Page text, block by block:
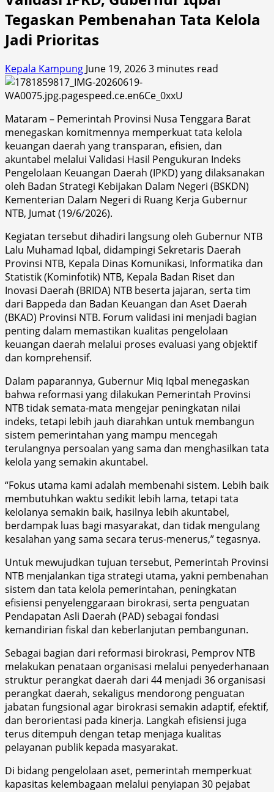
Tegaskan Pembenahan Tata Kelola
Jadi Prioritas
Kepala Kampung June 19, 20263 minutes read
Mataram – Pemerintah Provinsi Nusa Tenggara Barat
menegaskan komitmennya memperkuat tata kelola
keuangan daerah yang transparan, efisien, dan
akuntabel melalui Validasi Hasil Pengukuran Indeks
Pengelolaan Keuangan Daerah (IPKD) yang dilaksanakan
oleh Badan Strategi Kebijakan Dalam Negeri (BSKDN)
Kementerian Dalam Negeri di Ruang Kerja Gubernur
NTB, Jumat (19/6/2026).
Kegiatan tersebut dihadiri langsung oleh Gubernur NTB
Lalu Muhamad Iqbal, didampingi Sekretaris Daerah
Provinsi NTB, Kepala Dinas Komunikasi, Informatika dan
Statistik (Kominfotik) NTB, Kepala Badan Riset dan
Inovasi Daerah (BRIDA) NTB beserta jajaran, serta tim
dari Bappeda dan Badan Keuangan dan Aset Daerah
(BKAD) Provinsi NTB. Forum validasi ini menjadi bagian
penting dalam memastikan kualitas pengelolaan
keuangan daerah melalui proses evaluasi yang objektif
dan komprehensif.
Dalam paparannya, Gubernur Miq Iqbal menegaskan
bahwa reformasi yang dilakukan Pemerintah Provinsi
NTB tidak semata-mata mengejar peningkatan nilai
indeks, tetapi lebih jauh diarahkan untuk membangun
sistem pemerintahan yang mampu mencegah
terulangnya persoalan yang sama dan menghasilkan tata
kelola yang semakin akuntabel.
“Fokus utama kami adalah membenahi sistem. Lebih baik
membutuhkan waktu sedikit lebih lama, tetapi tata
kelolanya semakin baik, hasilnya lebih akuntabel,
berdampak luas bagi masyarakat, dan tidak mengulang
kesalahan yang sama secara terus-menerus,” tegasnya.
Untuk mewujudkan tujuan tersebut, Pemerintah Provinsi
NTB menjalankan tiga strategi utama, yakni pembenahan
sistem dan tata kelola pemerintahan, peningkatan
efisiensi penyelenggaraan birokrasi, serta penguatan
Pendapatan Asli Daerah (PAD) sebagai fondasi
kemandirian fiskal dan keberlanjutan pembangunan.
Sebagai bagian dari reformasi birokrasi, Pemprov NTB
melakukan penataan organisasi melalui penyederhanaan
struktur perangkat daerah dari 44 menjadi 36 organisasi
perangkat daerah, sekaligus mendorong penguatan
jabatan fungsional agar birokrasi semakin adaptif, efektif,
dan berorientasi pada kinerja. Langkah efisiensi juga
terus ditempuh dengan tetap menjaga kualitas
pelayanan publik kepada masyarakat.
Di bidang pengelolaan aset, pemerintah memperkuat
kapasitas kelembagaan melalui penyiapan 30 pejabat